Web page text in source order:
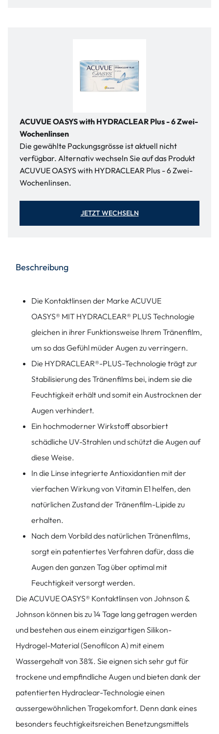
ACUVUE OASYS with HYDRACLEAR Plus - 6 Zwei-
Wochenlinsen
Die gewählte Packungsgrösse ist aktuell nicht
verfügbar. Alternativ wechseln Sie auf das Produkt
ACUVUE OASYS with HYDRACLEAR Plus - 6 Zwei-
Wochenlinsen.
JETZT WECHSELN
Beschreibung
Die Kontaktlinsen der Marke ACUVUE
OASYS® MIT HYDRACLEAR® PLUS Technologie
gleichen in ihrer Funktionsweise Ihrem Tränenfilm,
um so das Gefühl müder Augen zu verringern.
Die HYDRACLEAR®-PLUS-Technologie trägt zur
Stabilisierung des Tränenfilms bei, indem sie die
Feuchtigkeit erhält und somit ein Austrocknen der
Augen verhindert.
Ein hochmoderner Wirkstoff absorbiert
schädliche UV-Strahlen und schützt die Augen auf
diese Weise.
In die Linse integrierte Antioxidantien mit der
vierfachen Wirkung von Vitamin E1 helfen, den
natürlichen Zustand der Tränenfilm-Lipide zu
erhalten.
Nach dem Vorbild des natürlichen Tränenfilms,
sorgt ein patentiertes Verfahren dafür, dass die
Augen den ganzen Tag über optimal mit
Feuchtigkeit versorgt werden.
Die ACUVUE OASYS® Kontaktlinsen von Johnson &
Johnson können bis zu 14 Tage lang getragen werden
und bestehen aus einem einzigartigen Silikon-
Hydrogel-Material (Senofilcon A) mit einem
Wassergehalt von 38%. Sie eignen sich sehr gut für
trockene und empfindliche Augen und bieten dank der
patentierten Hydraclear-Technologie einen
aussergewöhnlichen Tragekomfort. Denn dank eines
besonders feuchtigkeitsreichen Benetzungsmittels